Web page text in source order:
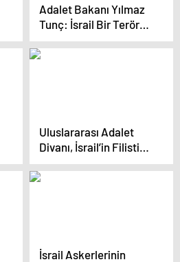
Adalet Bakanı Yılmaz
Tunç: İsrail Bir Terör
Örgütü Gibi Hareket
Ediyor
Uluslararası Adalet
Divanı, İsrail’in Filistin’e
uyguladığı soykırımı
durdurmalı
İsrail Askerlerinin